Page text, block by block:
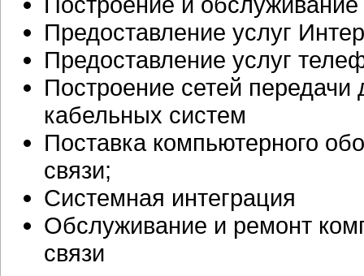
Предоставление услуг
Предоставление услуг
Построение сетей
кабельных систем
Поставка компьютерного
связи;
Системная интеграция
Обслуживание и ремонт
связи